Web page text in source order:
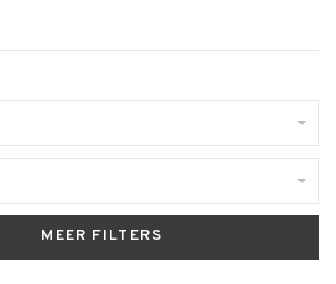
MEER FILTERS